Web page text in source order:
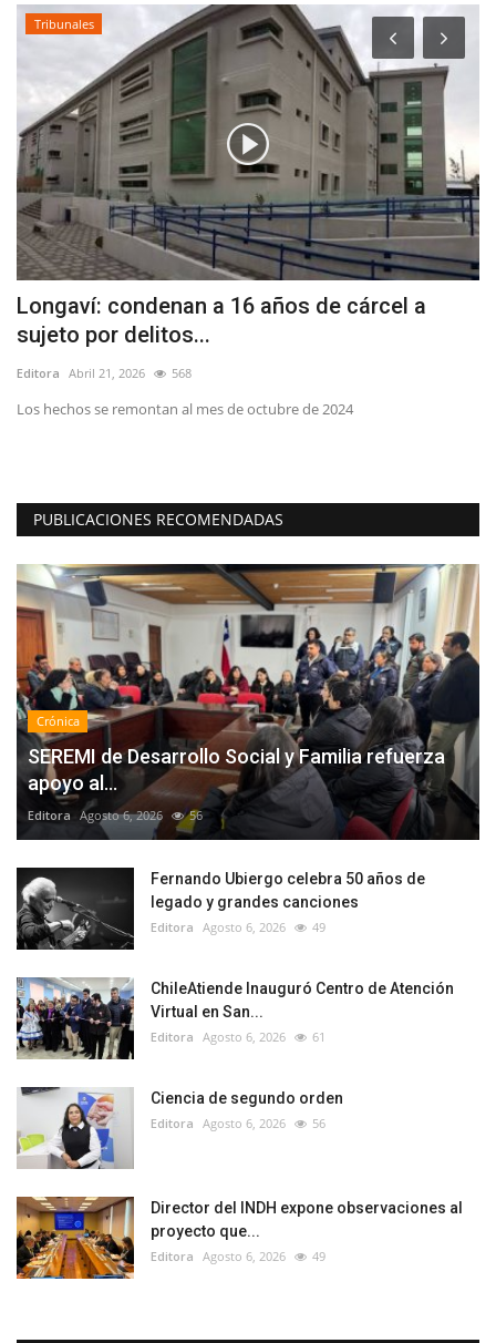
Tribunales
Longaví: condenan a 16 años de cárcel a
sujeto por delitos...
Editora Abril 21, 2026 568
Los hechos se remontan al mes de octubre de 2024
PUBLICACIONES RECOMENDADAS
Crónica
SEREMI de Desarrollo Social y Familia refuerza
apoyo al...
Editora Agosto 6, 2026 56
Fernando Ubiergo celebra 50 años de
legado y grandes canciones
Editora Agosto 6, 2026 49
ChileAtiende Inauguró Centro de Atención
Virtual en San...
Editora Agosto 6, 2026 61
Ciencia de segundo orden
Editora Agosto 6, 2026 56
Director del INDH expone observaciones al
proyecto que...
Editora Agosto 6, 2026 49